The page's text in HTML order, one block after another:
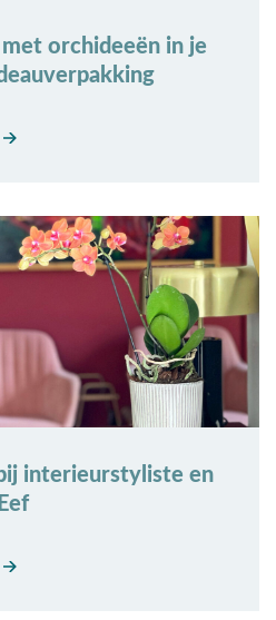
orchideeën in je
interieurstyliste en